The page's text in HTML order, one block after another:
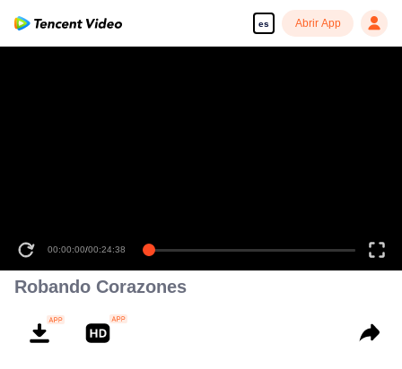
es Abrir App
00:00:00/00:24:38
Robando Corazones